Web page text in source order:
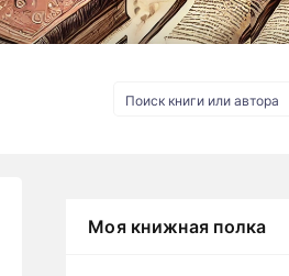
Моя книжная полка